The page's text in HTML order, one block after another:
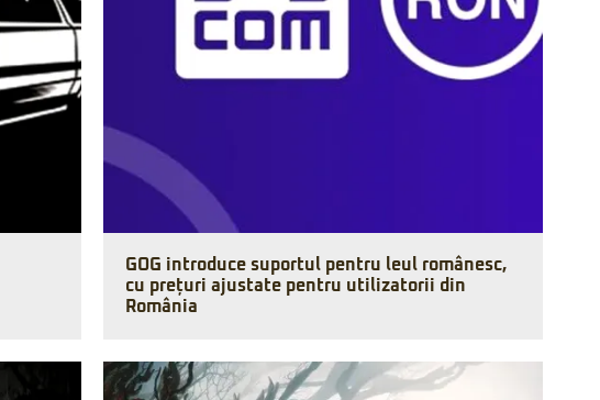
GOG introduce suportul pentru leul românesc,
cu prețuri ajustate pentru utilizatorii din
România